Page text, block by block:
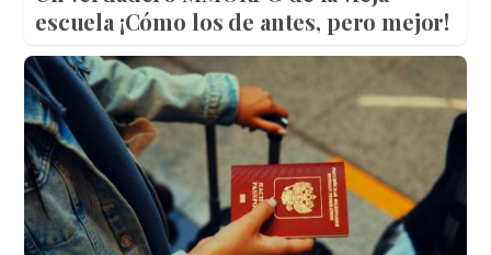
escuela ¡Cómo los de antes, pero mejor!